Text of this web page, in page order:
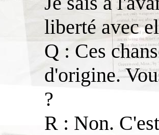
liberté avec
Q : Ces
d'origine.
?
R : Non.